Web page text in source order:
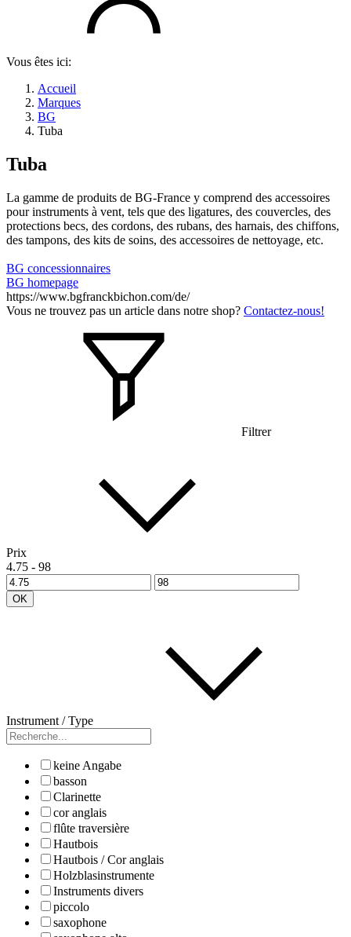
Vous êtes ici:
Accueil
Marques
BG
Tuba
Tuba
La gamme de produits de BG-France y comprend des accessoires
pour instruments à vent, tels que des ligatures, des couvercles, des
protections becs, des cordons, des rubans, des harnais, des chiffons,
des tampons, des kits de soins, des accessoires de nettoyage, etc.
BG concessionnaires
BG homepage
https://www.bgfranckbichon.com/de/
Vous ne trouvez pas un article dans notre shop? Contactez-nous!
Filtrer
Prix
4.75 - 98
OK
Instrument / Type
keine Angabe
basson
Clarinette
cor anglais
flûte traversière
Hautbois
Hautbois / Cor anglais
Holzblasinstrumente
Instruments divers
piccolo
saxophone